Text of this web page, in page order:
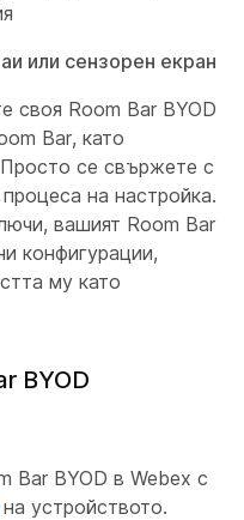
или сензорен екран
своя Room Bar BYOD
Bar, като
се свържете с
на настройка.
вашият Room Bar
конфигурации,
му като
BYOD
Bar BYOD в Webex с
на устройството.